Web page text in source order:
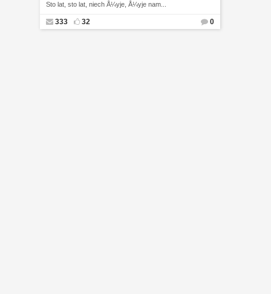
Sto lat, sto lat, niech Å¼yje, Å¼yje nam...
333 32 0